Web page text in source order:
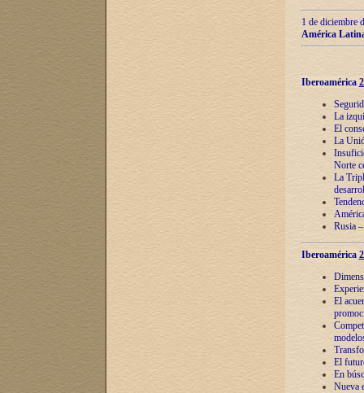
1 de diciembre
América
Iberoamérica
La
El
La
Norte
La
Rusia
Iberoamérica
El
El
En
Nueva